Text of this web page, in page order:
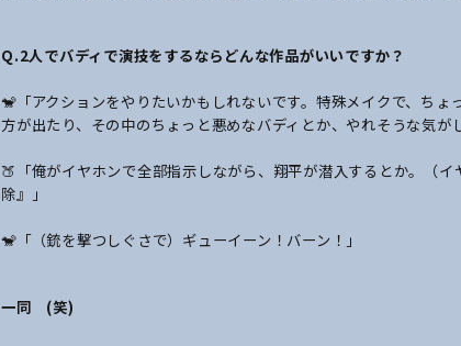
Q.2人でバディで演技をするならどんな作品がいいですか？
🐒「アクションをやりたいかもしれないです。特殊メイクで、ち
方が出たり、その中のちょっと悪めなバディとか、やれそうな気が
🍑「俺がイヤホンで全部指示しながら、翔平が潜入するとか。（
除』」
🐒「（銃を撃つしぐさで）ギューイーン！バーン！」
一同 (笑)